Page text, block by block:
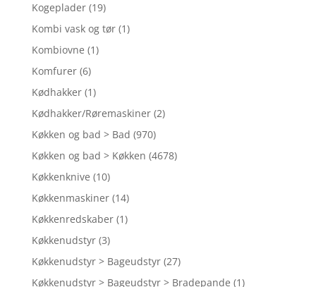
Kogeplader (19)
Kombi vask og tør (1)
Kombiovne (1)
Komfurer (6)
Kødhakker (1)
Kødhakker/Røremaskiner (2)
Køkken og bad > Bad (970)
Køkken og bad > Køkken (4678)
Køkkenknive (10)
Køkkenmaskiner (14)
Køkkenredskaber (1)
Køkkenudstyr (3)
Køkkenudstyr > Bageudstyr (27)
Køkkenudstyr > Bageudstyr > Bradepande (1)